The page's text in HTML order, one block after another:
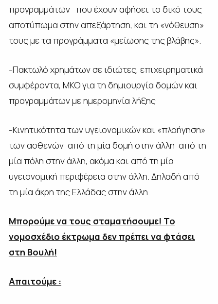
προγραμμάτων που έχουν αφήσει το δικό τους
αποτύπωμα στην απεξάρτηση, και τη «νόθευση»
τους με τα προγράμματα «μείωσης της βλάβης».
-Πακτωλό χρημάτων σε ιδιώτες, επιχειρηματικά
συμφέροντα, ΜΚΟ για τη δημιουργία δομών και
προγραμμάτων με ημερομηνία λήξης
-Κινητικότητα των υγειονομικών και «πλοήγηση»
των ασθενών από τη μία δομή στην άλλη από τη
μία πόλη στην άλλη, ακόμα και από τη μία
υγειονομική περιφέρεια στην άλλη. Δηλαδή από
τη μία άκρη της Ελλάδας στην άλλη.
Μπορούμε να τους σταματήσουμε! Το
νομοσχέδιο έκτρωμα δεν πρέπει να φτάσει
στη Βουλή!
Απαιτούμε :